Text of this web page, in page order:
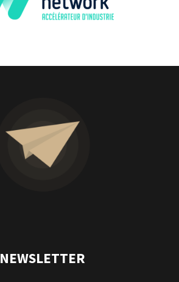
NEWSLETTER